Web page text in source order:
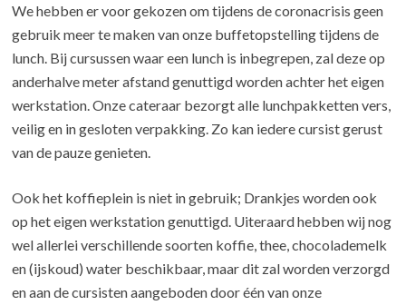
We hebben er voor gekozen om tijdens de coronacrisis geen
gebruik meer te maken van onze buffetopstelling tijdens de
lunch. Bij cursussen waar een lunch is inbegrepen, zal deze op
anderhalve meter afstand genuttigd worden achter het eigen
werkstation. Onze cateraar bezorgt alle lunchpakketten vers,
veilig en in gesloten verpakking. Zo kan iedere cursist gerust
van de pauze genieten.
Ook het koffieplein is niet in gebruik; Drankjes worden ook
op het eigen werkstation genuttigd. Uiteraard hebben wij nog
wel allerlei verschillende soorten koffie, thee, chocolademelk
en (ijskoud) water beschikbaar, maar dit zal worden verzorgd
en aan de cursisten aangeboden door één van onze